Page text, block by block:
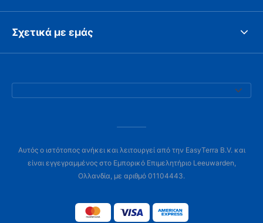
Σχετικά με εμάς
Αυτός ο ιστότοπος ανήκει και λειτουργεί από την EasyTerra B.V. και
είναι εγγεγραμμένος στο Εμπορικό Επιμελητήριο Leeuwarden,
Ολλανδία, με αριθμό 01104443.